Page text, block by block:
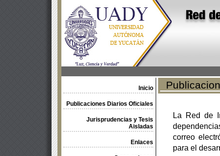
Inicio
Publicaciones Diarios Oficiales
Jurisprudencias y Tesis
Aisladas
Enlaces
La Red de
correo
para el